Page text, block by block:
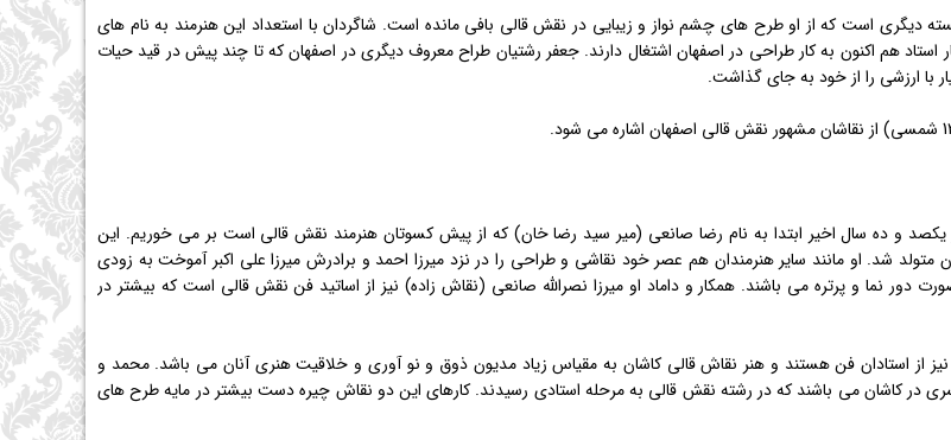
هنرمند برجسته دیگری است كه از او طرح های چشم نواز و زیبایی در نقش قالی بافی مانده است. شاگردان با استعداد این هنرمند به نام های
استاد هم اكنون به كار طراحی در اصفهان اشتغال دارند. جعفر رشتیان طراح معروف دیگری در اصفهان كه تا چند پیش در قید حیات
با ارزشی را از خود به جای گذاشت.
و ده سال اخیر ابتدا به نام رضا صانعی (میر سید رضا خان) كه از پیش كسوتان هنرمند نقش قالی است بر می خوریم. این
شمسی در شهر كاشان متولد شد. او مانند سایر هنرمندان هم عصر خود نقاشی و طراحی را در نزد میرزا احمد و برادرش میرزا علی اكبر آموخت به زودی
دور نما و پرتره می باشند. همكار و داماد او میرزا نصرالله صانعی (نقاش زاده) نیز از اساتید فن نقش قالی است كه بیشتر در
نیز از استادان فن هستند و هنر نقاش قالی كاشان به مقیاس زیاد مدیون ذوق و نو آوری و خلاقیت هنری آنان می باشد. محمد و
در كاشان می باشند كه در رشته نقش قالی به مرحله استادی رسیدند. كارهای این دو نقاش چیره دست بیشتر در مایه طرح های